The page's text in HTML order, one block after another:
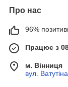
Про нас
96%
Працює з
м. Вінниця
вул.